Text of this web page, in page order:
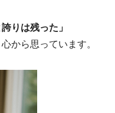
りは残った」
から思っています。